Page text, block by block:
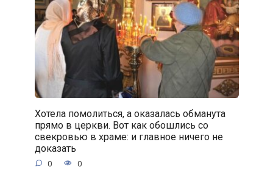
Хотела помолиться, а оказалась обманута
прямо в церкви. Вот как обошлись со
свекровью в храме: и главное ничего не
доказать
0 0